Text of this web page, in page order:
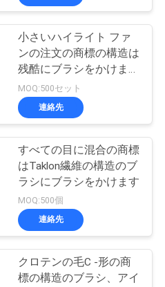
のブラ
167
構造のブ
小さいハイライト ファ
ンの注文の商標の構造は
残酷にブラシをかけま
す-放して下さい
MOQ:500セット
連絡先
すべての目に混合の商標
はTaklon繊維の構造のブ
ラシにブラシをかけます
MOQ:500個
連絡先
クロテンの毛C -形の商
標の構造のブラシ、アイ